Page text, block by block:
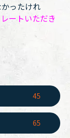
ったけれ
ートいただき
45
65